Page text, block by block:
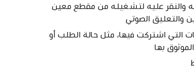
والنقر عليه لتشغيله من مقطع معين
والتعليق الصوتي
التي اشتركت فيها، مثل حالة الطلب أو
بها